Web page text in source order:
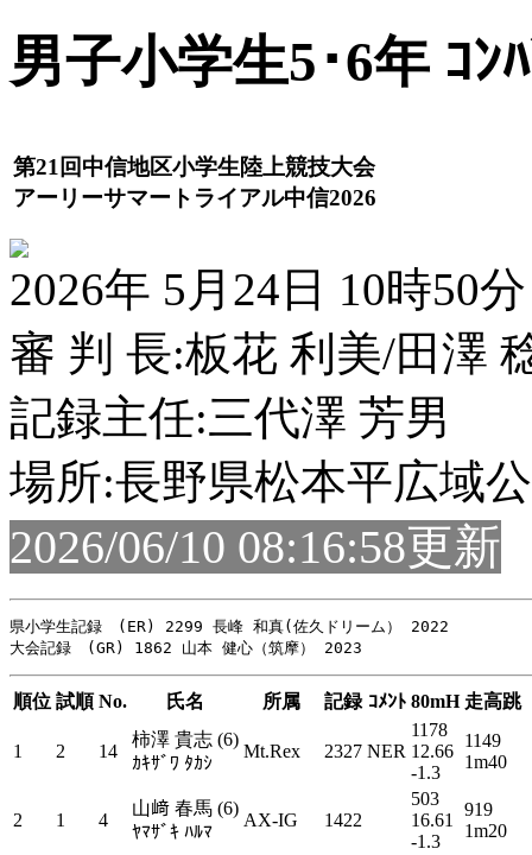
男子小学生5･6年 ｺﾝ
第21回中信地区小学生陸上競技大会
アーリーサマートライアル中信2026
2026年 5月24日 10時50分
審 判 長:板花 利美/田澤
記録主任:三代澤 芳男
場所:長野県松本平広域
2026/06/10 08:16:58更新
県小学生記録　(ER) 2299 長峰 和真(佐久ドリーム） 2022
順位 試順 No. 氏名 所属 記録 ｺﾒﾝﾄ 80mH 走高跳
1 2 14
柿澤 貴志 (6)
ｶｷｻﾞﾜ ﾀｶｼ
Mt.Rex 2327 NER
1178
12.66
-1.3
1149
1m40
2 1 4
山﨑 春馬 (6)
ﾔﾏｻﾞｷ ﾊﾙﾏ
AX-IG 1422
503
16.61
-1.3
919
1m20